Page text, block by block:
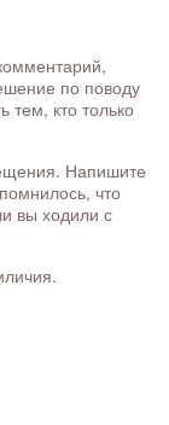
по поводу
тем, кто только
Напишите
что
вы ходили с